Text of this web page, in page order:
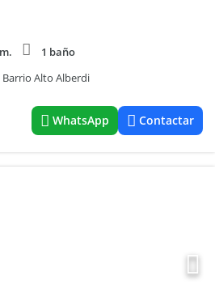
1 baño
Barrio Alto Alberdi
WhatsApp Contactar